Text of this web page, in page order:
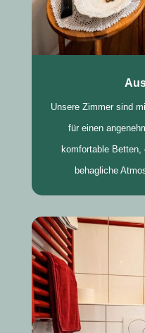
Unsere Zimmer sind
für einen
komfortable
behagliche